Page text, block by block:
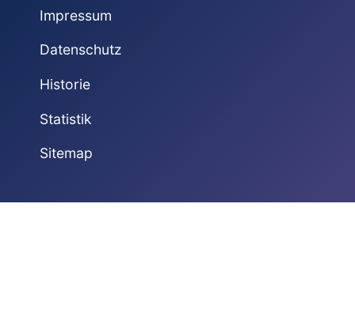
Impressum
Datenschutz
Historie
Statistik
Sitemap